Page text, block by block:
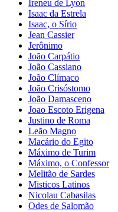
Ireneu de Lyon
Isaac da Estrela
Isaac, o Sírio
Jean Cassier
Jerônimo
João Carpátio
João Cassiano
João Clímaco
João Crisóstomo
João Damasceno
Joao Escoto Erigena
Justino de Roma
Leão Magno
Macário do Egito
Máximo de Turim
Máximo, o Confessor
Melitão de Sardes
Misticos Latinos
Nicolau Cabasilas
Odes de Salomão